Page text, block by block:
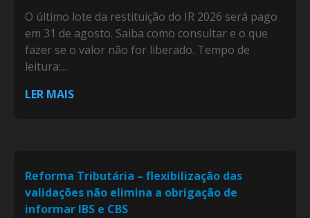
O último lote da restituição do IR 2026 será pago
em 31 de agosto. Saiba como consultar e o que
fazer se o valor não for liberado. Tempo de
leitura:...
LER MAIS
Reforma Tributária – flexibilização das
validações não elimina a obrigação de
informar IBS e CBS